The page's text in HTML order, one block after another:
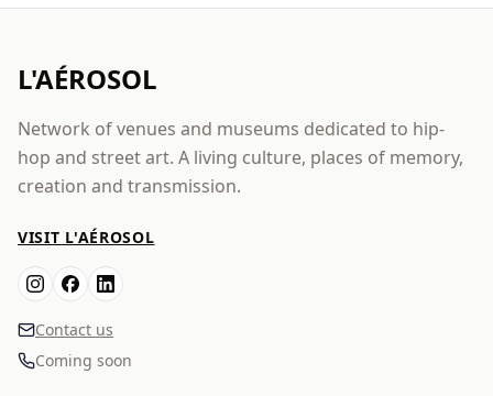
L'AÉROSOL
Network of venues and museums dedicated to hip-
hop and street art. A living culture, places of memory,
creation and transmission.
VISIT L'AÉROSOL
Contact us
Coming soon